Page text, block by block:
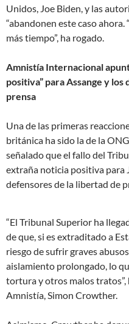
Unidos, Joe Biden, y las
“abandonen este caso
más tiempo”, ha rogado.
Amnistía Internacional
positiva” para Assange y
prensa
Una de las primeras
británica ha sido la de la
señalado que el fallo del
extraña noticia positiva para
defensores de la libertad de
“El Tribunal Superior ha
de que, si es extraditado a
riesgo de sufrir graves
aislamiento prolongado, lo
tortura y otros malos tratos”,
Amnistía, Simon Crowther.